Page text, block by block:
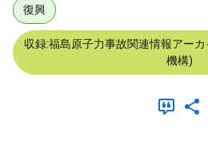
復興
収録:福島原子力事故関連情報アー
機構)